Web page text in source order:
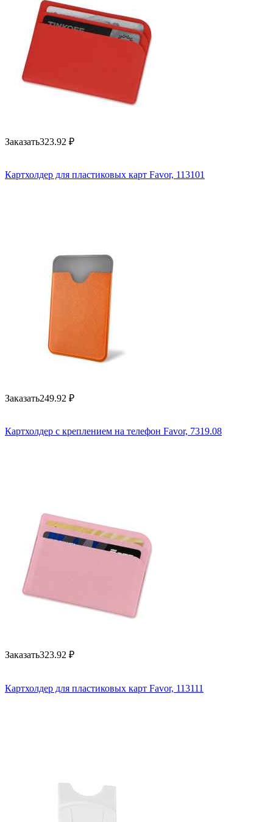
Заказать323.92 ₽
Картхолдер для пластиковых карт Favor, 113101
Заказать249.92 ₽
Картхолдер с креплением на телефон Favor, 7319.08
Заказать323.92 ₽
Картхолдер для пластиковых карт Favor, 113111